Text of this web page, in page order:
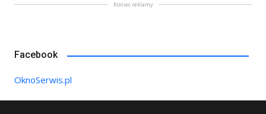
Koniec reklamy
Facebook
OknoSerwis.pl